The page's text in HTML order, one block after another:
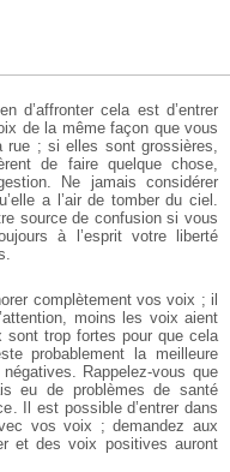
d’affronter cela est d’entrer
de la même façon que vous
rue ; si elles sont grossières,
de faire quelque chose,
Ne jamais considérer
a l’air de tomber du ciel.
source de confusion si vous
à l’esprit votre liberté
complètement vos voix ; il
moins les voix aient
sont trop fortes pour que cela
probablement la meilleure
Rappelez-vous que
eu de problèmes de santé
Il est possible d’entrer dans
vos voix ; demandez aux
et des voix positives auront